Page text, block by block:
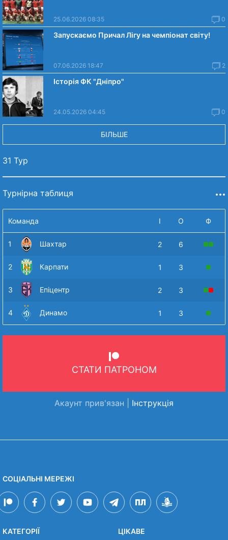
25.06.2026 08:35 0
Запускаємо Причал Лігу на чемпіонат світу!
07.06.2026 18:47 2
Історія ФК "Дніпро"
24.05.2026 04:45 0
БІЛЬШЕ
31 Тур
Турнірна таблиця
Команда І О Ф
1 Шахтар 2 6
2 Карпати 1 3
3 Епіцентр 2 3
4 Динамо 1 3
СТАТИ ПАТРОНОМ
Акаунт прив'язан | Інструкція
СОЦІАЛЬНІ МЕРЕЖІ
КАТЕГОРІЇ ЦІКАВЕ